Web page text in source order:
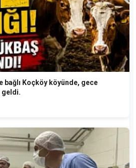
bağlı Koçköy köyünde, gece
geldi.